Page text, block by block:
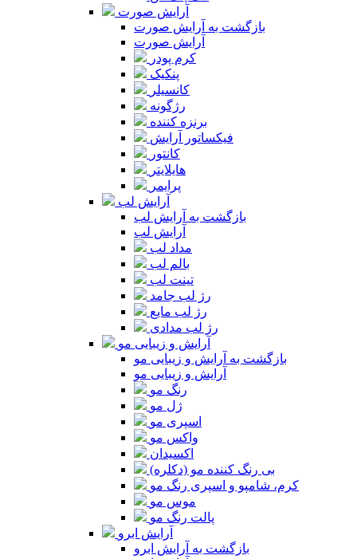
آرایش صورت
بازگشت به آرایش صورت
آرایش صورت
کرم پودر
پنکیک
کانسیلر
رژگونه
برنزه کننده
فیکساتور آرایش
کانتور
هایلایتر
پرایمر
آرایش لب
بازگشت به آرایش لب
آرایش لب
مداد لب
بالم لب
تینت لب
رژ لب جامد
رژ لب مایع
رژ لب مدادی
آرایش و زیبایی مو
بازگشت به آرایش و زیبایی مو
آرایش و زیبایی مو
رنگ مو
ژل مو
اسپری مو
واکس مو
اکسیدان
بی رنگ کننده مو (دکلره)
کرم، شامپو و اسپری رنگ مو
موس مو
پالت رنگ مو
آرایش ابرو
بازگشت به آرایش ابرو